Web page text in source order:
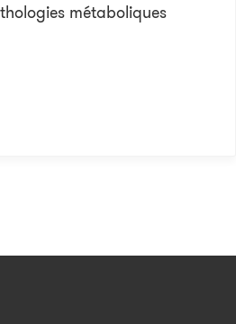
métaboliques